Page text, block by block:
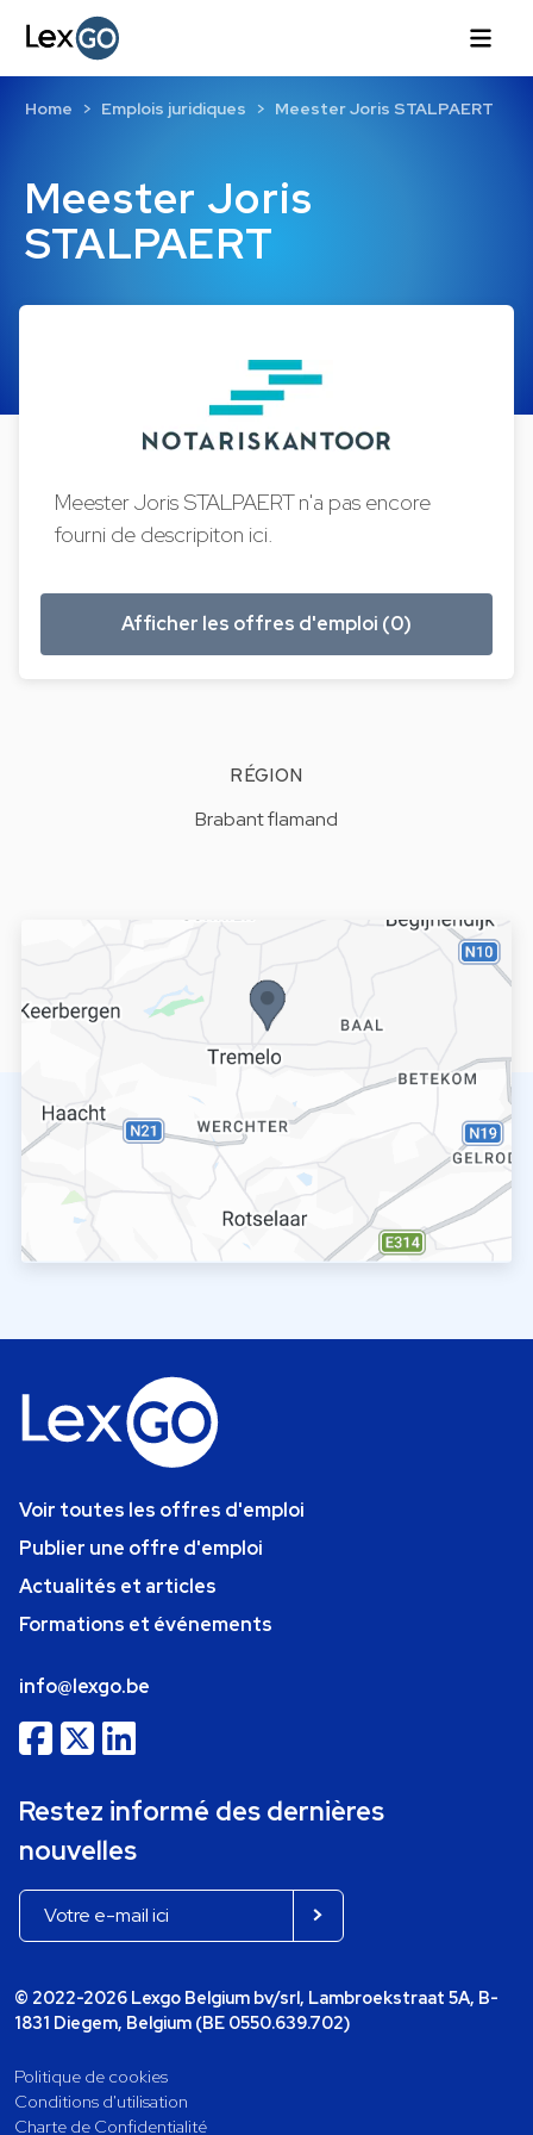
Meester Joris
STALPAERT
Home Emplois juridiques Meester Joris STALPAERT
Meester Joris STALPAERT n'a pas encore
fourni de descripiton ici.
Afficher les offres d'emploi (0)
RÉGION
Brabant flamand
Voir toutes les offres d'emploi
Publier une offre d'emploi
Actualités et articles
Formations et événements
info@lexgo.be
Restez informé des dernières
nouvelles
© 2022-2026 Lexgo Belgium bv/srl, Lambroekstraat 5A, B-
1831 Diegem, Belgium (BE 0550.639.702)
Politique de cookies
Conditions d'utilisation
Charte de Confidentialité